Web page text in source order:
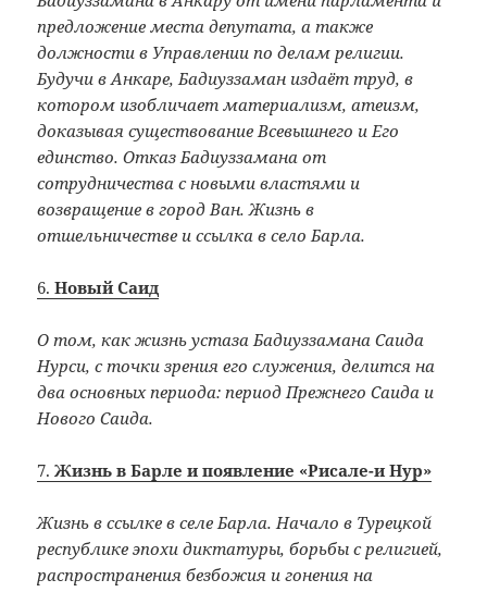
предложение места депутата, а также
должности в Управлении по делам религии.
Будучи в Анкаре, Бадиуззаман издаёт труд, в
котором изобличает материализм, атеизм,
доказывая существование Всевышнего и Его
единство. Отказ Бадиуззамана от
сотрудничества с новыми властями и
возвращение в город Ван. Жизнь в
отшельничестве и ссылка в село Барла.
6.Новый Саид
О том, как жизнь устаза Бадиуззамана Саида
Нурси, с точки зрения его служения, делится на
два основных периода: период Прежнего Саида и
Нового Саида.
7.Жизнь в Барле и появление «Рисале-и Нур»
Жизнь в ссылке в селе Барла. Начало в Турецкой
республике эпохи диктатуры, борьбы с религией,
распространения безбожия и гонения на